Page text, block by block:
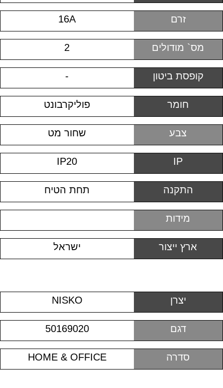
זרם 16A
מס` מודולים 2
קופסת ביטון -
חומר פוליקרבונט
צבע שחור מט
IP
IP20
התקנה תחת הטיח
מידות
ארץ ייצור ישראל
יצרן NISKO
דגם 50169020
סדרה HOME & OFFICE